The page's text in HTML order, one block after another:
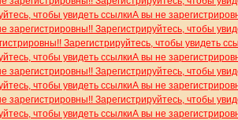
чтобы увидеть ссылкиА вы не
зарегистрировны!! Зарегистрируйтесь, чтобы
Зарегистрируйтесь, чтобы увидеть
чтобы увидеть ссылкиА вы не
зарегистрировны!! Зарегистрируйтесь, чтобы
чтобы увидеть ссылкиА вы не
зарегистрировны!! Зарегистрируйтесь, чтобы
чтобы увидеть ссылкиА вы не